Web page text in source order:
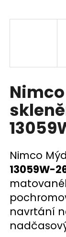
Nimco
13059W-
navrtání
j
?
D
o
p
o
r
u
č
u